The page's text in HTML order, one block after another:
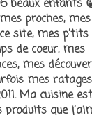
beaux enfants
proches,
site, mes
de coeur, mes
mes
mes
Ma cuisine
produits que